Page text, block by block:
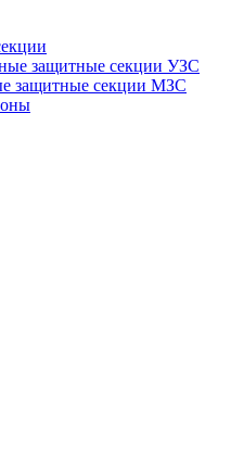
защитные секции УЗС
защитные секции МЗС